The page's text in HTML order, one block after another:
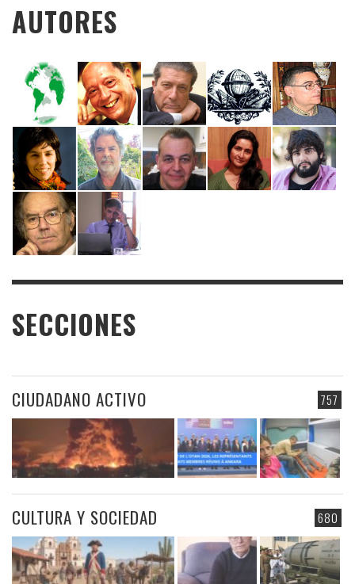
AUTORES
SECCIONES
757
CIUDADANO ACTIVO
680
CULTURA Y SOCIEDAD